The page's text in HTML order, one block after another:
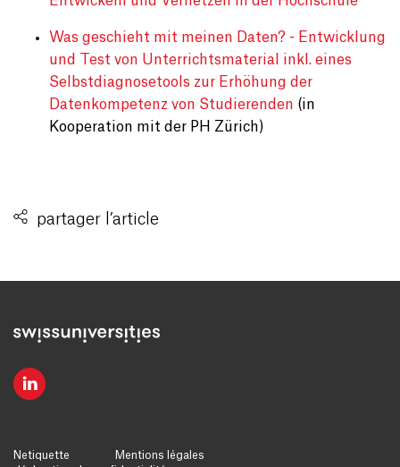
Was geschieht mit meinen Daten? - Entwicklung
und Test von Unterrichtsmaterial inkl. eines
Selbstdiagnosetools zur Erhöhung der
Datenkompetenz von Studierenden (in
Kooperation mit der PH Zürich)
partager l’article
Netiquette
Mentions légales